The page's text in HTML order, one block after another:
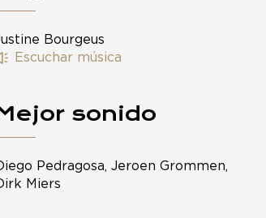
Bourgeus
Escuchar música
sonido
Pedragosa, Jeroen Grommen,
Miers